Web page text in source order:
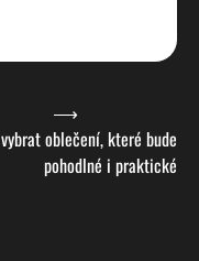
oblečení, které bude
pohodlné i praktické
⟶